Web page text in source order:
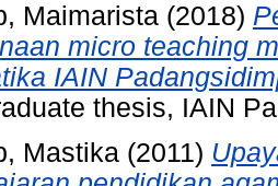
Maimarista (2018)
micro teaching
IAIN
thesis, IAIN
Mastika (2011)